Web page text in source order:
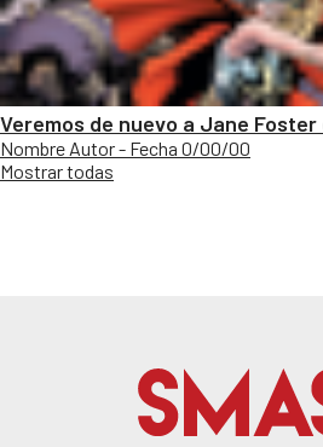
Veremos de nuevo a Jane Foster
Nombre Autor - Fecha 0/00/00
Mostrar todas